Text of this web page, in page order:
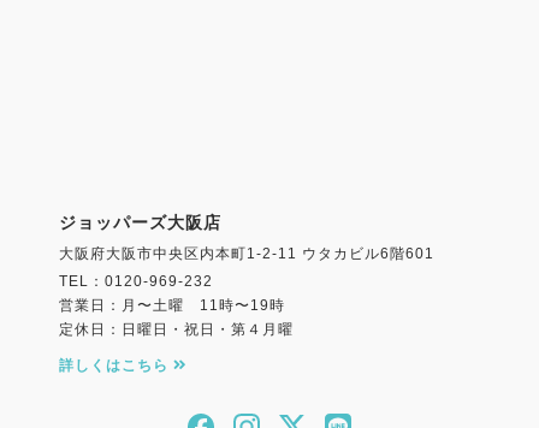
ジョッパーズ大阪店
大阪府大阪市中央区内本町1-2-11 ウタカビル6階601
TEL：0120-969-232
営業日：月〜土曜 11時〜19時
定休日：日曜日・祝日・第４月曜
詳しくはこちら